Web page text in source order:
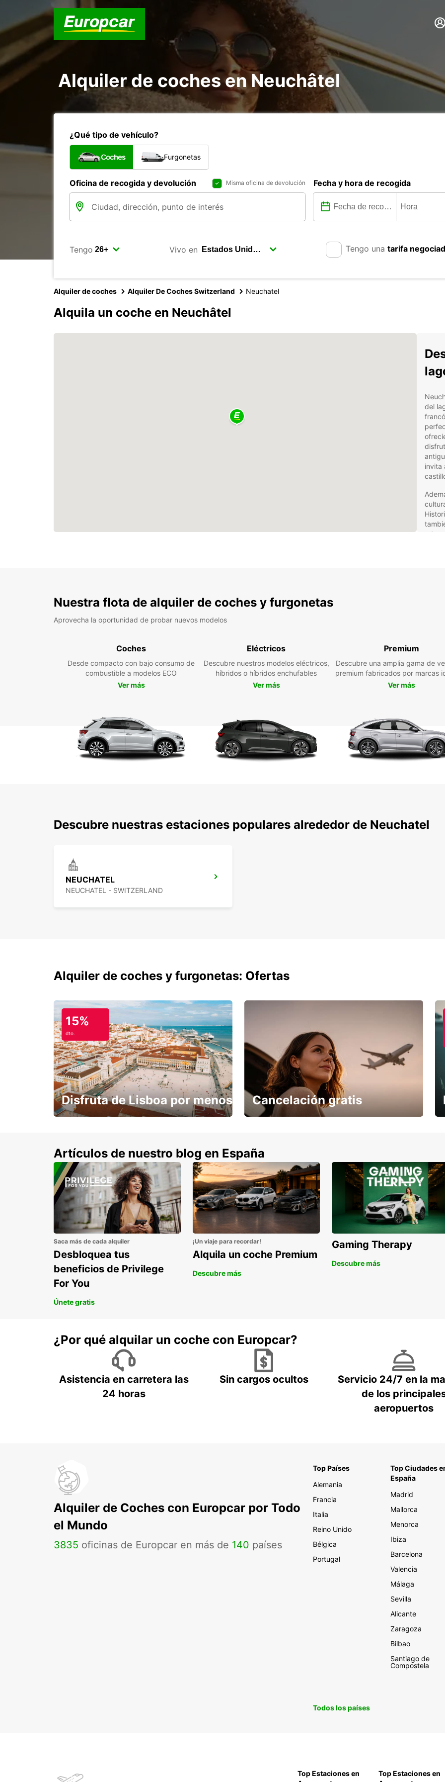
Alquiler de coches en Neuchâtel
¿Qué tipo de vehículo?
Coches Furgonetas
Oficina de recogida y devolución Misma oficina de devolución Fecha y hora de recogida
Tengo Vivo en Tengo una tarifa
Alquiler de coches Alquiler De Coches Switzerland Neuchatel
Alquila un coche en Neuchâtel
del
invita
de
La
Nuestra flota de alquiler de coches y furgonetas
Aprovecha la oportunidad de probar nuevos modelos
Coches
Desde compacto con bajo consumo de
combustible a modelos ECO
Ver más
Eléctricos
Descubre nuestros modelos eléctricos,
híbridos o híbridos enchufables
Ver más
Premium
Descubre una amplia gama de
premium fabricados por marcas
Ver más
Descubre nuestras estaciones populares alrededor de Neuchatel
NEUCHATEL
NEUCHATEL - SWITZERLAND
Alquiler de coches y furgonetas: Ofertas
15%
dto.
Disfruta de Lisboa por menos Cancelación gratis
Artículos de nuestro blog en España
Saca más de cada alquiler
Desbloquea tus
beneficios de Privilege
For You
Únete gratis
¡Un viaje para recordar!
Alquila un coche Premium
Descubre más
Gaming Therapy
Descubre más
¿Por qué alquilar un coche con Europcar?
Asistencia en carretera las
24 horas
Sin cargos ocultos
Servicio 24/7 en la
de los
aeropuertos
Alquiler de Coches con Europcar por Todo
el Mundo
3835 oficinas de Europcar en más de 140 países
Top Países
Alemania
Francia
Italia
Reino Unido
Bélgica
Portugal
Top Ciudades
España
Madrid
Mallorca
Menorca
Ibiza
Barcelona
Valencia
Málaga
Sevilla
Alicante
Zaragoza
Bilbao
Santiago de
Compostela
Todos los países
Top Estaciones en
Top Estaciones en